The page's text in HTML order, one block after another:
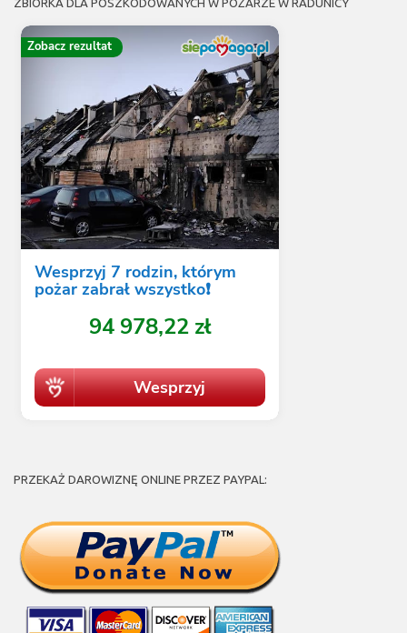
PRZEKAŻ DAROWIZNĘ ONLINE PRZEZ PAYPAL: